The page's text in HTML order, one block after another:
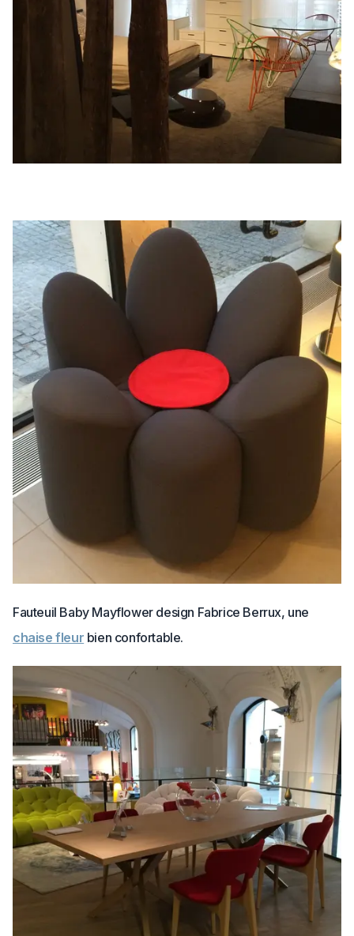
Fauteuil Baby Mayflower design Fabrice Berrux, une
chaise fleur bien confortable.